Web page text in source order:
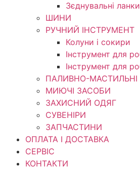
Зєднувальні ланки
ШИНИ
РУЧНИЙ ІНСТРУМЕНТ
Колуни і сокири
Інструмент для
Інструмент для
ПАЛИВНО-МАСТИЛЬНІ
МИЮЧІ ЗАСОБИ
ЗАХИСНИЙ ОДЯГ
СУВЕНІРИ
ЗАПЧАСТИНИ
ОПЛАТА І ДОСТАВКА
СЕРВІС
КОНТАКТИ